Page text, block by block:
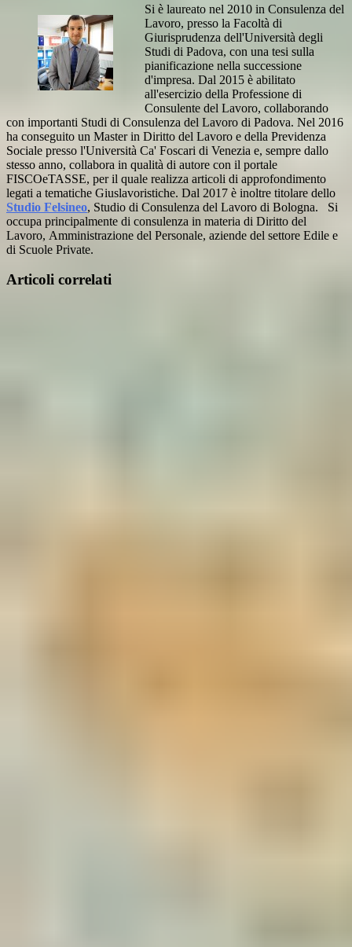
Si è laureato nel 2010 in Consulenza del
Lavoro, presso la Facoltà di
Giurisprudenza dell'Università degli
Studi di Padova, con una tesi sulla
pianificazione nella successione
d'impresa. Dal 2015 è abilitato
all'esercizio della Professione di
Consulente del Lavoro, collaborando
con importanti Studi di Consulenza del Lavoro di Padova. Nel 2016
ha conseguito un Master in Diritto del Lavoro e della Previdenza
Sociale presso l'Università Ca' Foscari di Venezia e, sempre dallo
stesso anno, collabora in qualità di autore con il portale
FISCOeTASSE, per il quale realizza articoli di approfondimento
legati a tematiche Giuslavoristiche. Dal 2017 è inoltre titolare dello
Studio Felsineo, Studio di Consulenza del Lavoro di Bologna. Si
occupa principalmente di consulenza in materia di Diritto del
Lavoro, Amministrazione del Personale, aziende del settore Edile e
di Scuole Private.
Articoli correlati